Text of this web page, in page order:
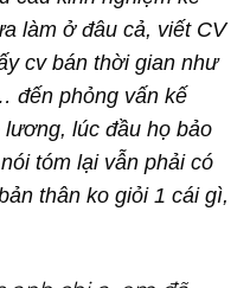
làm ở đâu cả, viết CV
cv bán thời gian như
đến phỏng vấn kế
lúc đầu họ bảo
tóm lại vẫn phải có
thân ko giỏi 1 cái gì,